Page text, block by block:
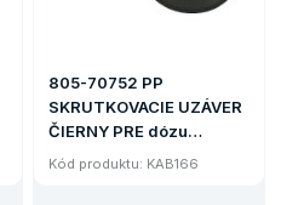
805-70752 PP
SKRUTKOVACIE UZÁVER
ČIERNY PRE dózu
ŠIROKOHRLOU 200-300
Kód produktu: KAB166